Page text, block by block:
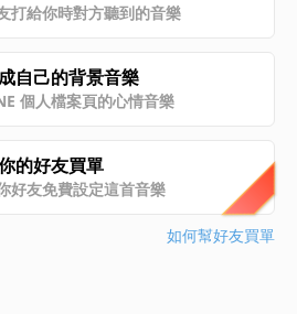
打給你時對方聽到的音樂
自己的背景音樂
個人檔案頁的心情音樂
的好友買單
好友免費設定這首音樂
如何幫好友買單